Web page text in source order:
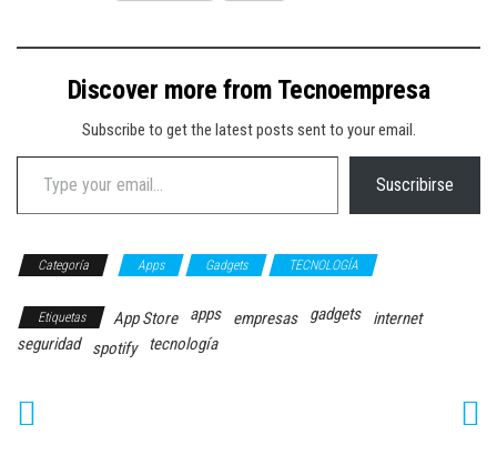
Discover more from Tecnoempresa
Subscribe to get the latest posts sent to your email.
Type your email…
Suscribirse
Categoría Apps Gadgets TECNOLOGÍA
Etiquetas App Store apps empresas gadgets
internet
seguridad
spotify tecnología